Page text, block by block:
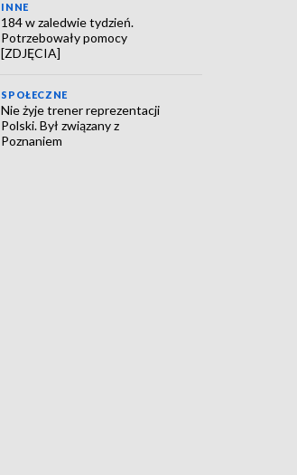
INNE
184 w zaledwie tydzień.
Potrzebowały pomocy
[ZDJĘCIA]
SPOŁECZNE
Nie żyje trener reprezentacji
Polski. Był związany z
Poznaniem